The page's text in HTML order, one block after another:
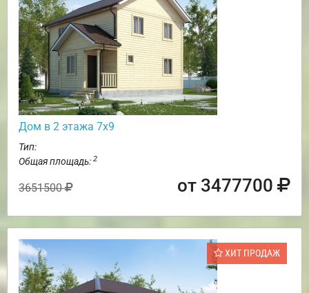
Дом в 2 этажа 7х9
Тип:
Общая площадь: 2
3651500 от 3477700
ХИТ ПРОДАЖ